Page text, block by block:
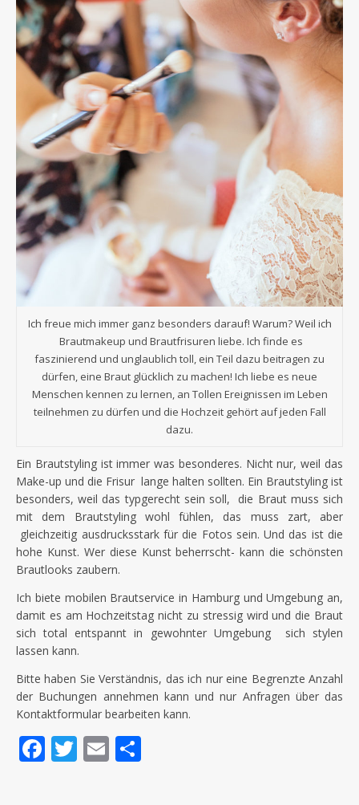
Ich freue mich immer ganz besonders darauf! Warum? Weil ich
Brautmakeup und Brautfrisuren liebe. Ich finde es
faszinierend und unglaublich toll, ein Teil dazu beitragen zu
dürfen, eine Braut glücklich zu machen! Ich liebe es neue
Menschen kennen zu lernen, an Tollen Ereignissen im Leben
teilnehmen zu dürfen und die Hochzeit gehört auf jeden Fall
dazu.
Ein Brautstyling ist immer was besonderes. Nicht nur, weil das
Make-up und die Frisur lange halten sollten. Ein Brautstyling ist
besonders, weil das typgerecht sein soll, die Braut muss sich
mit dem Brautstyling wohl fühlen, das muss zart, aber
gleichzeitig ausdrucksstark für die Fotos sein. Und das ist die
hohe Kunst. Wer diese Kunst beherrscht- kann die schönsten
Brautlooks zaubern.
Ich biete mobilen Brautservice in Hamburg und Umgebung an,
damit es am Hochzeitstag nicht zu stressig wird und die Braut
sich total entspannt in gewohnter Umgebung sich stylen
lassen kann.
Bitte haben Sie Verständnis, das ich nur eine Begrenzte Anzahl
der Buchungen annehmen kann und nur Anfragen über das
Kontaktformular bearbeiten kann.
Facebook
Twitter
Email